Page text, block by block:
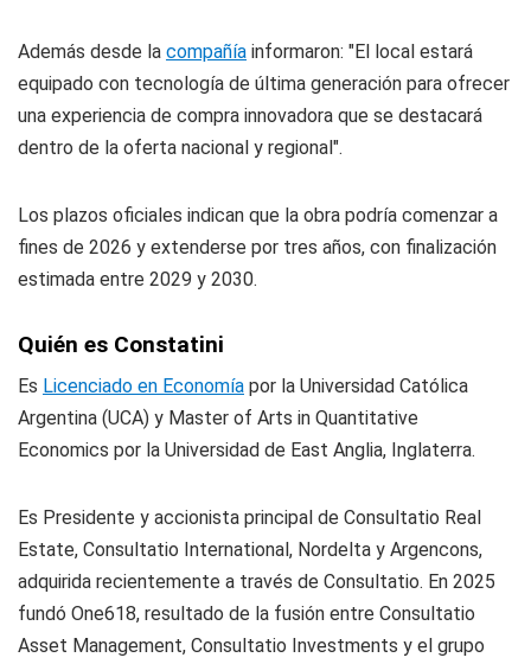
Además desde la compañía informaron: "El local estará
equipado con tecnología de última generación para ofrecer
una experiencia de compra innovadora que se destacará
dentro de la oferta nacional y regional".
Los plazos oficiales indican que la obra podría comenzar a
fines de 2026 y extenderse por tres años, con finalización
estimada entre 2029 y 2030.
Quién es Constatini
Es Licenciado en Economía por la Universidad Católica
Argentina (UCA) y Master of Arts in Quantitative
Economics por la Universidad de East Anglia, Inglaterra.
Es Presidente y accionista principal de Consultatio Real
Estate, Consultatio International, Nordelta y Argencons,
adquirida recientemente a través de Consultatio. En 2025
fundó One618, resultado de la fusión entre Consultatio
Asset Management, Consultatio Investments y el grupo